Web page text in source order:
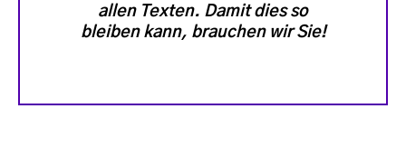
allen Texten. Damit dies so
bleiben kann, brauchen wir Sie!